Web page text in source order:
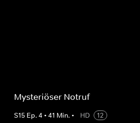
Mysteriöser Notruf
S15 Ep. 4 • 41 Min. • HD
12